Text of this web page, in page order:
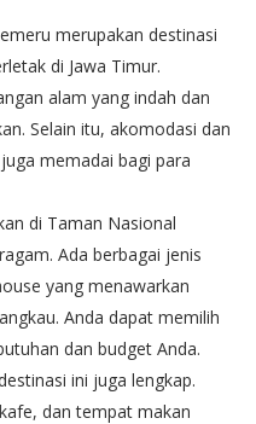
merupakan destinasi
di Jawa Timur.
alam yang indah dan
Selain itu, akomodasi dan
memadai bagi para
di Taman Nasional
Ada berbagai jenis
yang menawarkan
Anda dapat memilih
dan budget Anda.
ini juga lengkap.
dan tempat makan